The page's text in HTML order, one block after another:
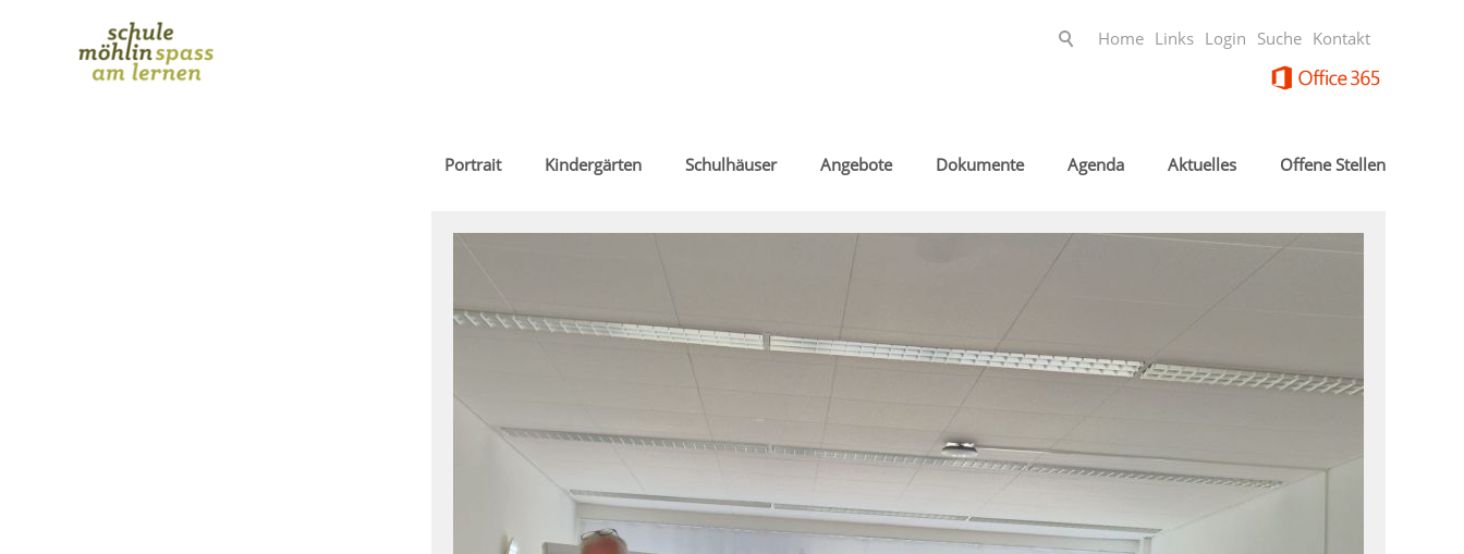
Home Links Login Suche Kontakt
Portrait Kindergärten Schulhäuser Angebote Dokumente Agenda Aktuelles Offene Stellen